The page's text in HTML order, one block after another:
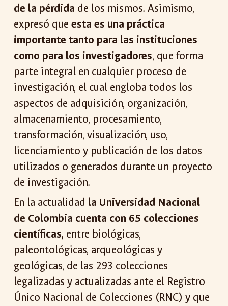
de la pérdida de los mismos. Asimismo,
expresó queesta es una práctica
importante tanto para las instituciones
como para los investigadores, que forma
parte integral en cualquier proceso de
investigación, el cual engloba todos los
aspectos de adquisición, organización,
almacenamiento, procesamiento,
transformación, visualización, uso,
licenciamiento y publicación de los datos
utilizados o generados durante un proyecto
de investigación.
En la actualidad la Universidad Nacional
de Colombia cuenta con 65 colecciones
científicas, entre biológicas,
paleontológicas, arqueológicas y
geológicas, de las 293 colecciones
legalizadas y actualizadas ante el Registro
Único Nacional de Colecciones (RNC) y que